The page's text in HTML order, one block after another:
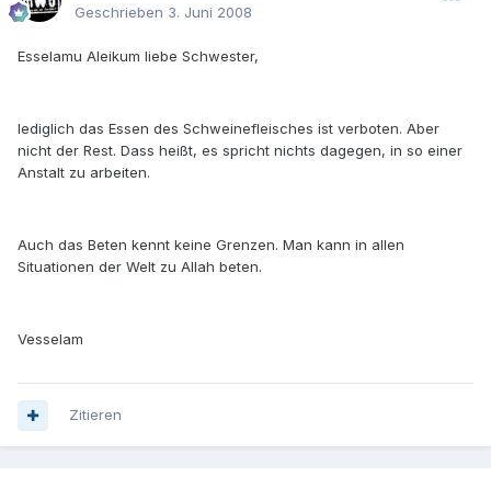
Geschrieben 3. Juni 2008
Esselamu Aleikum liebe Schwester,
lediglich das Essen des Schweinefleisches ist verboten. Aber
nicht der Rest. Dass heißt, es spricht nichts dagegen, in so einer
Anstalt zu arbeiten.
Auch das Beten kennt keine Grenzen. Man kann in allen
Situationen der Welt zu Allah beten.
Vesselam
Zitieren